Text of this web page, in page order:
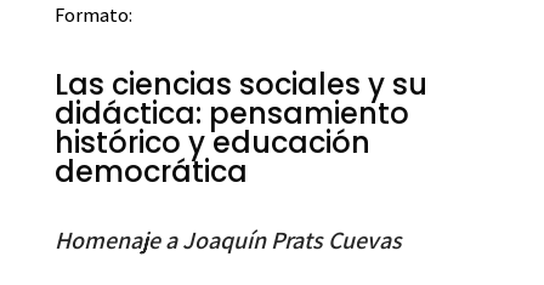
Formato:
Las ciencias sociales y su
didáctica: pensamiento
histórico y educación
democrática
Homenaje a Joaquín Prats Cuevas